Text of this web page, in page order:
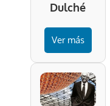
Dulché
Ver más